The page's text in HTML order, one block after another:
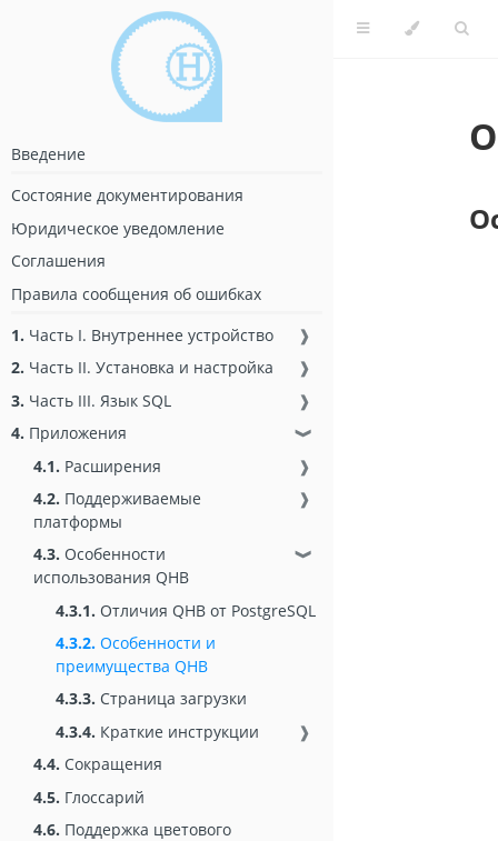
Введение
Состояние документирования
Юридическое уведомление
Соглашения
Правила сообщения об ошибках
1. Часть I. Внутреннее устройство
❱
2. Часть II. Установка и настройка
❱
3. Часть III. Язык SQL
❱
4. Приложения ❱
4.1. Расширения
❱
4.2. Поддерживаемые
платформы
❱
4.3. Особенности
использования QHB
❱
4.3.1. Отличия QHB от PostgreSQL
4.3.2. Особенности и
преимущества QHB
4.3.3. Страница загрузки
4.3.4. Краткие инструкции
❱
4.4. Сокращения
4.5. Глоссарий
4.6. Поддержка цветового